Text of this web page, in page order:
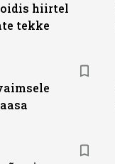
hiirtel
tekke